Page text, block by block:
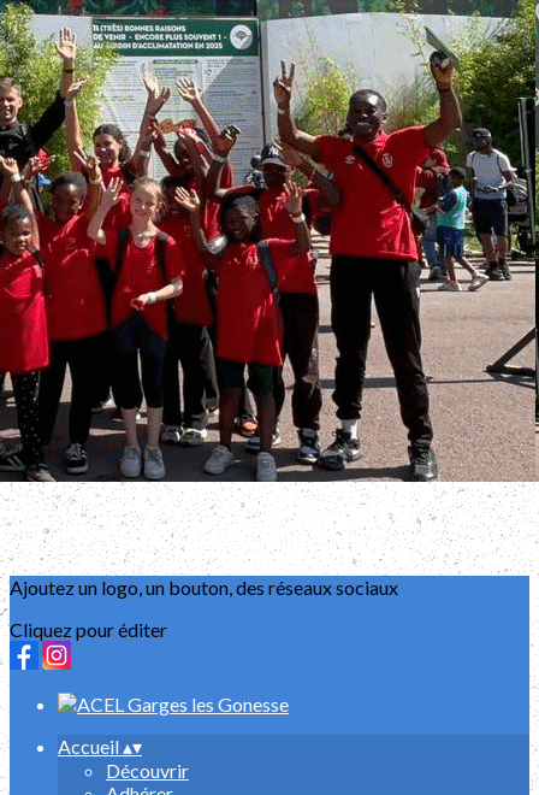
Exporter les lignes sélectionnées
Exporter toutes les colonnes
Exporter uniquement les colonnes affichées
Menu
<
>
Découvrir
Adhérer
?>
Images de la page d'accueil
Cliquez pour éditer
Ajoutez un logo, un bouton, des réseaux sociaux
Cliquez pour éditer
Accueil▴▾
Découvrir